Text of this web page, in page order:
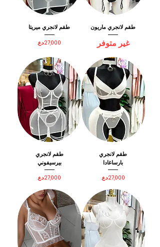
طقم لانجري ماريون
غير متوفر
طقم لانجري ميريتا
السعر
طقم لانجري
بارساغادا
السعر
طقم لانجري
بيرسيفوني
السعر